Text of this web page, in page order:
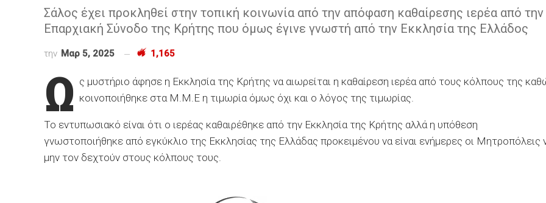
Σάλος έχει προκληθεί στην τοπική κοινωνία από την απόφαση καθαίρεσης ιερέα από την
Επαρχιακή Σύνοδο της Κρήτης που όμως έγινε γνωστή από την Εκκλησία της Ελλάδος
την Μαρ 5, 2025 1,165
Ω ς μυστήριο άφησε η Εκκλησία της Κρήτης να αιωρείται η καθαίρεση ιερέα από τους κόλπους της
κοινοποιήθηκε στα Μ.Μ.Ε η τιμωρία όμως όχι και ο λόγος της τιμωρίας.
Το εντυπωσιακό είναι ότι ο ιερέας καθαιρέθηκε από την Εκκλησία της Κρήτης αλλά η υπόθεση
γνωστοποιήθηκε από εγκύκλιο της Εκκλησίας της Ελλάδας προκειμένου να είναι ενήμερες οι Μητροπόλεις
μην τον δεχτούν στους κόλπους τους.